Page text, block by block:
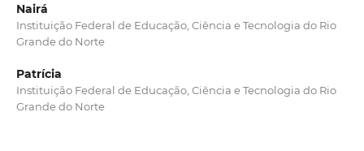
Nairá
Instituição Federal de Educação, Ciência e Tecnologia do Rio
Grande do Norte
Patrícia
Instituição Federal de Educação, Ciência e Tecnologia do Rio
Grande do Norte